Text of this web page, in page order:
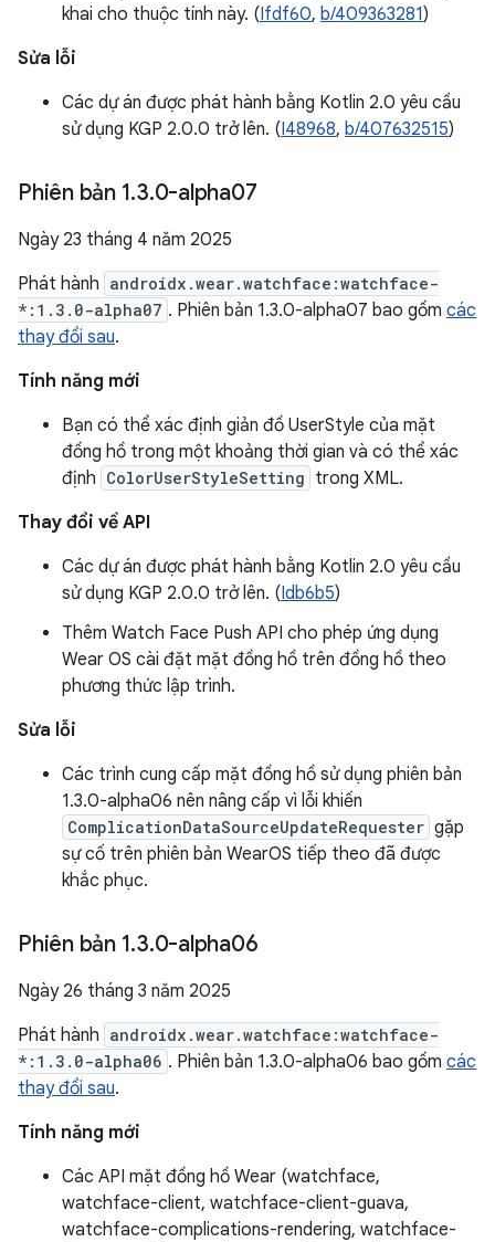
khai cho thuộc tính này. (Ifdf60, b/409363281)
Sửa lỗi
Các dự án được phát hành bằng Kotlin 2.0 yêu cầu
sử dụng KGP 2.0.0 trở lên. (I48968, b/407632515)
Phiên bản 1.3.0-alpha07
Ngày 23 tháng 4 năm 2025
Phát hành androidx.wear.watchface:watchface-
*:1.3.0-alpha07 . Phiên bản 1.3.0-alpha07 bao gồm các
thay đổi sau.
Tính năng mới
Bạn có thể xác định giản đồ UserStyle của mặt
đồng hồ trong một khoảng thời gian và có thể xác
định ColorUserStyleSetting trong XML.
Thay đổi về API
Các dự án được phát hành bằng Kotlin 2.0 yêu cầu
sử dụng KGP 2.0.0 trở lên. (Idb6b5)
Thêm Watch Face Push API cho phép ứng dụng
Wear OS cài đặt mặt đồng hồ trên đồng hồ theo
phương thức lập trình.
Sửa lỗi
Các trình cung cấp mặt đồng hồ sử dụng phiên bản
1.3.0-alpha06 nên nâng cấp vì lỗi khiến
ComplicationDataSourceUpdateRequester gặp
sự cố trên phiên bản WearOS tiếp theo đã được
khắc phục.
Phiên bản 1.3.0-alpha06
Ngày 26 tháng 3 năm 2025
Phát hành androidx.wear.watchface:watchface-
*:1.3.0-alpha06 . Phiên bản 1.3.0-alpha06 bao gồm các
thay đổi sau.
Tính năng mới
Các API mặt đồng hồ Wear (watchface,
watchface-client, watchface-client-guava,
watchface-complications-rendering, watchface-